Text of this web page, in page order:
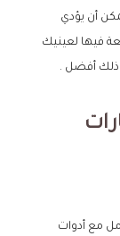
أن يؤدي
فيها لعينيك
ذلك أفضل .
مع أدوات